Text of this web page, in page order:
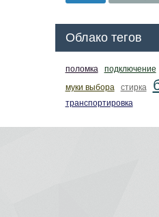
Облако тегов
поломка подключение
муки выбора
стирка
транспортировка